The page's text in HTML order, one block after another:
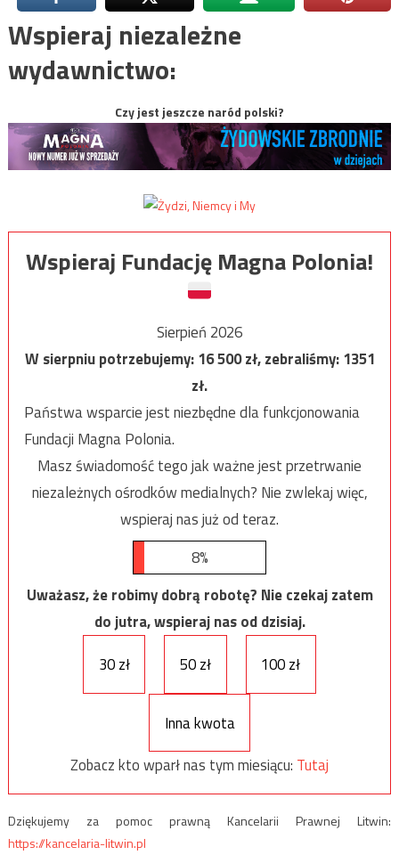
Wspieraj niezależne
wydawnictwo:
Czy jest jeszcze naród polski?
Wspieraj Fundację Magna Polonia!
Sierpień 2026
W sierpniu potrzebujemy:16 500zł, zebraliśmy:1351
zł.
Państwa wsparcie jest niezbędne dla funkcjonowania
Fundacji Magna Polonia.
Masz świadomość tego jak ważne jest przetrwanie
niezależnych ośrodków medialnych? Nie zwlekaj więc,
wspieraj nas już od teraz.
8%
Uważasz, że robimy dobrą robotę? Nie czekaj zatem
do jutra, wspieraj nas od dzisiaj.
30 zł
50 zł 100 zł
Inna kwota
Zobacz kto wparł nas tym miesiącu: Tutaj
Dziękujemy za pomoc prawną Kancelarii Prawnej Litwin:
https://kancelaria-litwin.pl